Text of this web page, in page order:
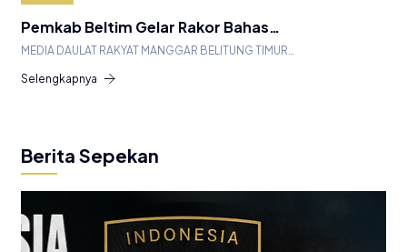
Pemkab Beltim Gelar Rakor Bahas…
MEDIA DAULAT RAKYAT MANGGAR BELITUNG TIMUR…
Selengkapnya
Berita Sepekan